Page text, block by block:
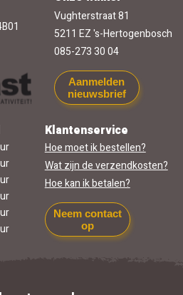
Vughterstraat 81
5211 EZ 's-Hertogenbosch
085-273 30 04
Aanmelden
nieuwsbrief
Klantenservice
Hoe moet ik bestellen?
Wat zijn de verzendkosten?
Hoe kan ik betalen?
Neem contact
op